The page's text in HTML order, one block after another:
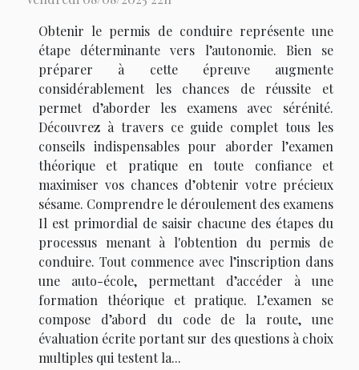
Obtenir le permis de conduire représente une
étape déterminante vers l’autonomie. Bien se
préparer à cette épreuve augmente
considérablement les chances de réussite et
permet d’aborder les examens avec sérénité.
Découvrez à travers ce guide complet tous les
conseils indispensables pour aborder l’examen
théorique et pratique en toute confiance et
maximiser vos chances d’obtenir votre précieux
sésame. Comprendre le déroulement des examens
Il est primordial de saisir chacune des étapes du
processus menant à l'obtention du permis de
conduire. Tout commence avec l’inscription dans
une auto-école, permettant d’accéder à une
formation théorique et pratique. L’examen se
compose d’abord du code de la route, une
évaluation écrite portant sur des questions à choix
multiples qui testent la...